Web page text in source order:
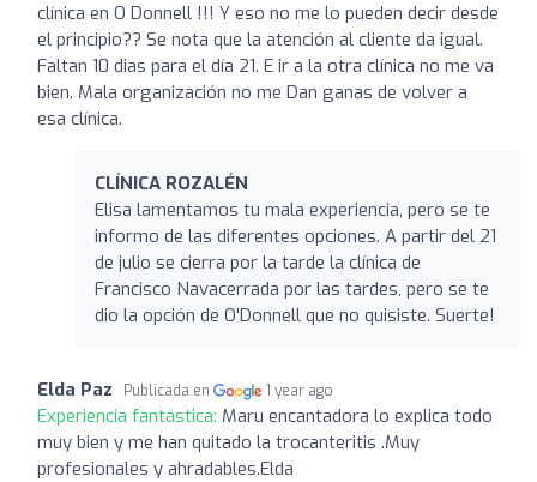
clínica en O Donnell !!! Y eso no me lo pueden decir desde
el principio?? Se nota que la atención al cliente da igual.
Faltan 10 dias para el día 21. E ir a la otra clínica no me va
bien. Mala organización no me Dan ganas de volver a
esa clínica.
CLÍNICA ROZALÉN
Elisa lamentamos tu mala experiencia, pero se te
informo de las diferentes opciones. A partir del 21
de julio se cierra por la tarde la clínica de
Francisco Navacerrada por las tardes, pero se te
dio la opción de O'Donnell que no quisiste. Suerte!
Elda Paz Publicada en 1 year ago
Experiencia fantástica: Maru encantadora lo explica todo
muy bien y me han quitado la trocanteritis .Muy
profesionales y ahradables.Elda